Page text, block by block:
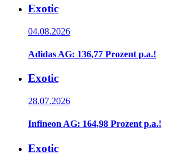
Exotic
04.08.2026
Adidas AG: 136,77 Prozent p.a.!
Exotic
28.07.2026
Infineon AG: 164,98 Prozent p.a.!
Exotic